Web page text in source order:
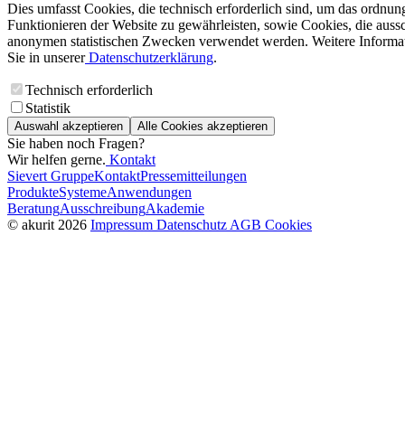
Dies umfasst Cookies, die technisch erforderlich sind, um das
Funktionieren der Website zu gewährleisten, sowie Cookies, die
anonymen statistischen Zwecken verwendet werden. Weitere
Sie in unsererDatenschutzerklärung.
Technisch erforderlich
Statistik
Auswahl akzeptieren Alle Cookies akzeptieren
Sie haben noch Fragen?
Wir helfen gerne. Kontakt
Sievert GruppeKontaktPressemitteilungen
ProdukteSystemeAnwendungen
BeratungAusschreibungAkademie
© akurit 2026 Impressum Datenschutz AGB Cookies